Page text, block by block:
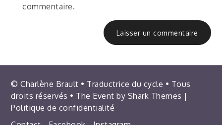
commentaire.
© Charlène Brault • Traductrice du cycle • Tous
droits réservés • The Event by Shark Themes |
Politique de confidentialité